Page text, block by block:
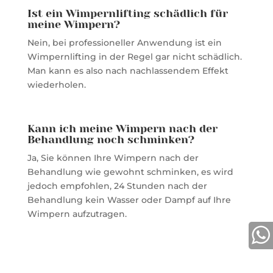
Ist ein Wimpernlifting schädlich für
meine Wimpern?
Nein, bei professioneller Anwendung ist ein
Wimpernlifting in der Regel gar nicht schädlich.
Man kann es also nach nachlassendem Effekt
wiederholen.
Kann ich meine Wimpern nach der
Behandlung noch schminken?
Ja, Sie können Ihre Wimpern nach der
Behandlung wie gewohnt schminken, es wird
jedoch empfohlen, 24 Stunden nach der
Behandlung kein Wasser oder Dampf auf Ihre
Wimpern aufzutragen.